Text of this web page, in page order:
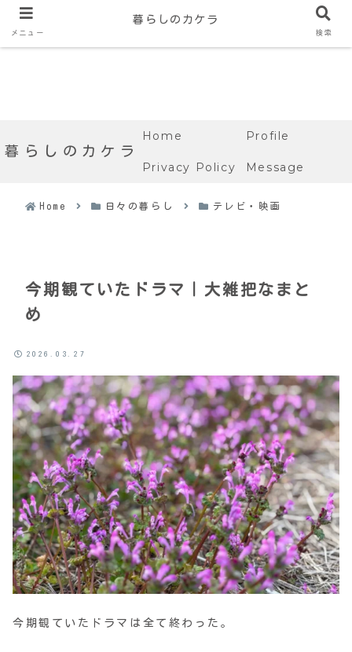
暮らしのカケラ
Home Profile
Privacy Policy Message
Home 日々の暮らし テレビ・映画
今期観ていたドラマ｜大雑把なまと
め
2026.03.27
今期観ていたドラマは全て終わった。
メニュー
暮らしのカケラ
検索